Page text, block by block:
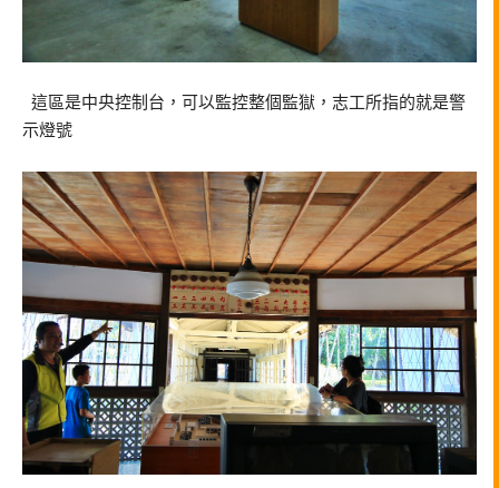
這區是中央控制台，可以監控整個監獄，志工所指的就是警
示燈號